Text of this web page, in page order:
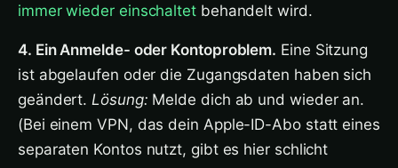
immer wieder einschaltetbehandelt wird.
4. Ein Anmelde- oder Kontoproblem. Eine Sitzung
ist abgelaufen oder die Zugangsdaten haben sich
geändert.Lösung: Melde dich ab und wieder an.
(Bei einem VPN, das dein Apple-ID-Abo statt eines
separaten Kontos nutzt, gibt es hier schlicht